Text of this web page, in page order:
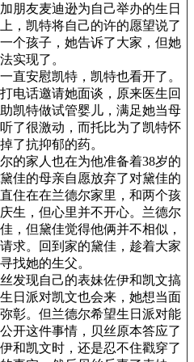
朋友麦迪逊为自己举办的生日
，凯特将自己的许的愿望说了
个孩子，她告诉了大家，但她
实现了。
直安慰凯特，凯特也看开了。
电话邀请她面谈，原来医生回
凯特做试管婴儿，满足她当母
了很激动，而托比为了凯特怀
了抗抑郁的药。
的家人也在为他准备着38岁的
佳的母亲自愿放弃了对黛佳的
住在在兰德尔家里，和两个孩
生，但心里并不开心。兰德尔
，但黛佳觉得他俩并不相似，
求。回到家的黛佳，趁着大家
找她的生父。
发现自己的表妹佐伊和凯文搞
日派对凯文也会来，她想当面
彰。但兰德尔希望生日派对能
开这件事情，贝丝原本答应了
和凯文时，还是忍不住戳穿了